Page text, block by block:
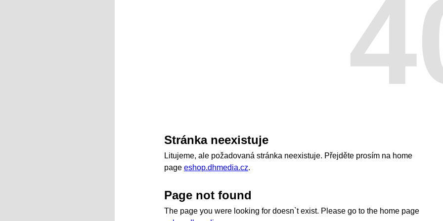
Stránka neexistuje
Litujeme, ale požadovaná stránka neexistuje. Přejděte prosím na home
page eshop.dhmedia.cz.
Page not found
The page you were looking for doesn`t exist. Please go to the home page